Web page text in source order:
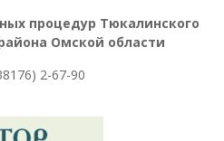
процедур Тюкалинского
Омской области
2-67-90